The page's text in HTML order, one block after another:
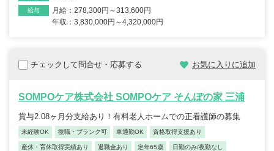
給与
月給：278,300円～313,600円
年収：3,830,000円～4,320,000円
チェックして問合せ・応募する お気に入りに追加
SOMPOケア株式会社 SOMPOケア そんぽの家 三浦
賞与2.08ヶ月分支給あり！有料老人ホームでの正看護師の募集
未経験OK 復職・ブランク可 車通勤OK 資格取得支援あり
産休・育休取得実績あり 退職金あり 定年65歳 日勤のみ/夜勤なし